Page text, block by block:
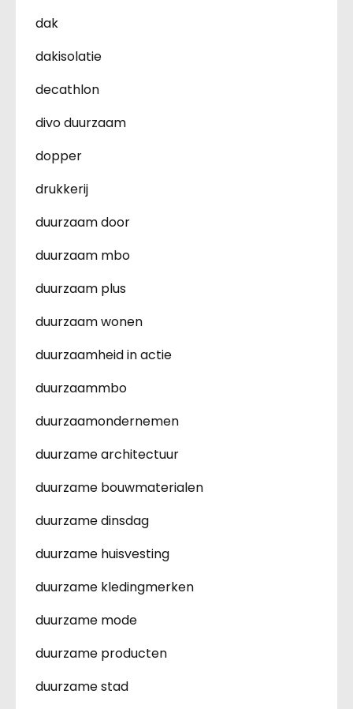
dak
dakisolatie
decathlon
divo duurzaam
dopper
drukkerij
duurzaam door
duurzaam mbo
duurzaam plus
duurzaam wonen
duurzaamheid in actie
duurzaammbo
duurzaamondernemen
duurzame architectuur
duurzame bouwmaterialen
duurzame dinsdag
duurzame huisvesting
duurzame kledingmerken
duurzame mode
duurzame producten
duurzame stad